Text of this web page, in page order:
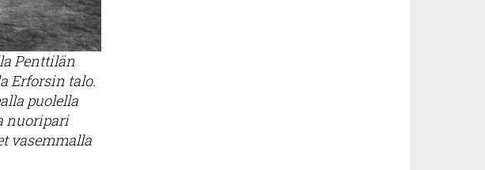
Penttilän
Erforsin talo.
puolella
nuoripari
vasemmalla